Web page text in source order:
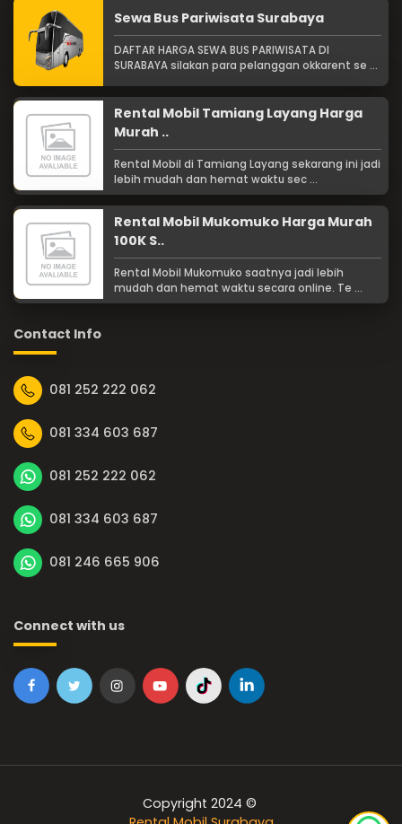
Sewa Bus Pariwisata Surabaya
DAFTAR HARGA SEWA BUS PARIWISATA DI
SURABAYA silakan para pelanggan okkarent se ...
Rental Mobil Tamiang Layang Harga
Murah ..
Rental Mobil di Tamiang Layang sekarang ini jadi
lebih mudah dan hemat waktu sec ...
Rental Mobil Mukomuko Harga Murah
100K S..
Rental Mobil Mukomuko saatnya jadi lebih
mudah dan hemat waktu secara online. Te ...
Contact Info
081 252 222 062
081 334 603 687
081 252 222 062
081 334 603 687
081 246 665 906
Connect with us
Copyright 2024 ©